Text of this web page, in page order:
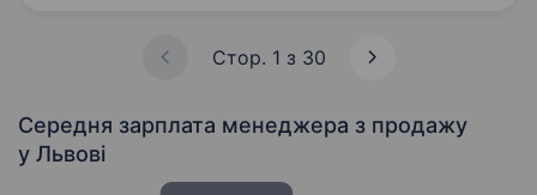
Стор. 1 з 30
Середня зарплата менеджера з продажу
у Львові